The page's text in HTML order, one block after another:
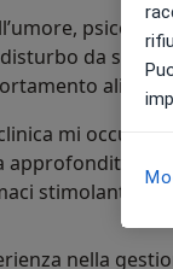
psicosi,
da
mi occupo
approfondita,
stimolanti
nella